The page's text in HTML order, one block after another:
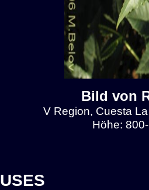
Bild von
V Region, Cuesta
Höhe:
USES